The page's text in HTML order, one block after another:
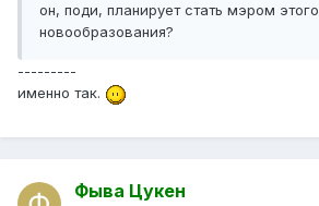
он, поди, планирует стать мэром этого
новообразования?
---------
именно так.
Фыва Цукен